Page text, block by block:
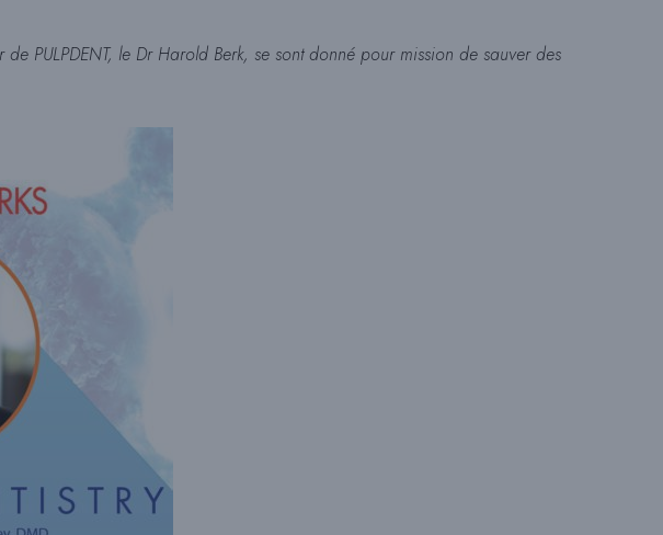
R
PULPDENT, le Dr Harold Berk, se sont donné pour mission de sauver des